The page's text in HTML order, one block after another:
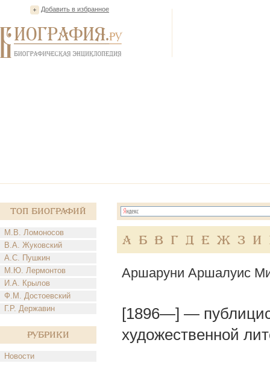
Добавить в избранное
Топ Биографий
М.В. Ломоносов
В.А. Жуковский
А.С. Пушкин
М.Ю. Лермонтов
И.А. Крылов
Ф.М. Достоевский
Г.Р. Державин
Рубрики
Новости
А Б В Г Д Е Ж З И
Аршаруни Аршалуис
[1896—] —
художественной